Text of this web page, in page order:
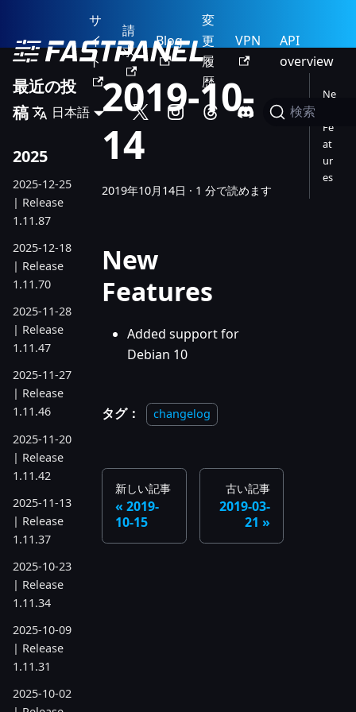
サ
イ
ト
請
求
Blog
変
更
履
歴
VPN
API
overview
日本語 検索
最近の投
稿
2025
2025-12-25
| Release
1.11.87
2025-12-18
| Release
1.11.70
2025-11-28
| Release
1.11.47
2025-11-27
| Release
1.11.46
2025-11-20
| Release
1.11.42
2025-11-13
| Release
1.11.37
2025-10-23
| Release
1.11.34
2025-10-09
| Release
1.11.31
2025-10-02
2019-10-
14
2019年10月14日 · 1 分で読めます
New
Features
Added support for
Debian 10
タグ： changelog
新しい記事
2019-
10-15
古い記事
2019-03-
21
Ne
Fe
at
ur
es